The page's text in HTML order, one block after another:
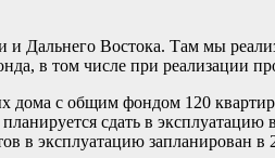
Востока. Там мы
в том числе при реализации
с общим фондом 120
сдать в
в эксплуатацию запланирован в